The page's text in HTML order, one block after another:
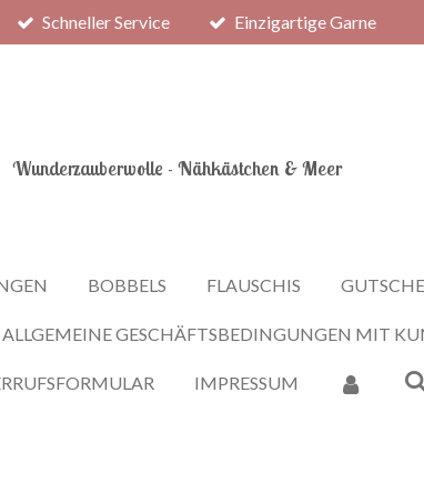
Schneller Service Einzigartige Garne
Wunderzauberwolle - Nähkästchen & Meer
BOBBELS FLAUSCHIS
ALLGEMEINE GESCHÄFTSBEDINGUNGEN MIT
IMPRESSUM